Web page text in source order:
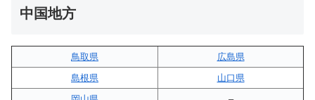
中国地方
鳥取県
広島県
島根県
山口県